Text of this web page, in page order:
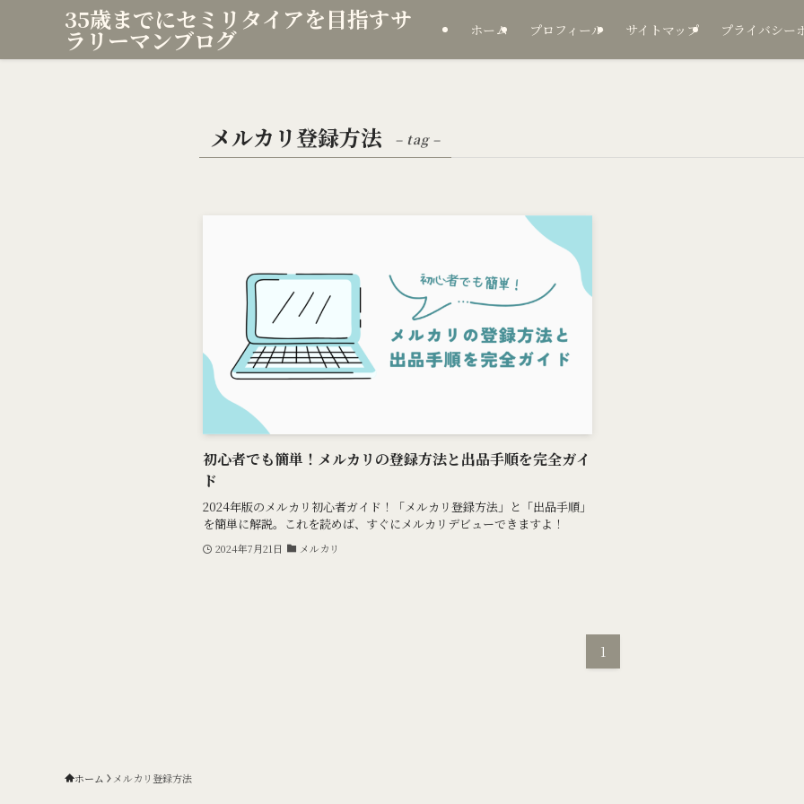
35歳までにセミリタイアを目指すサ
ラリーマンブログ ホーム プロフィール サイトマップ プライバシー
メルカリ登録方法 – tag –
初心者でも簡単！メルカリの登録方法と出品手順を完全ガイ
ド
2024年版のメルカリ初心者ガイド！「メルカリ登録方法」と「出品手順」
を簡単に解説。これを読めば、すぐにメルカリデビューできますよ！
2024年7月21日 メルカリ
1
ホーム メルカリ登録方法